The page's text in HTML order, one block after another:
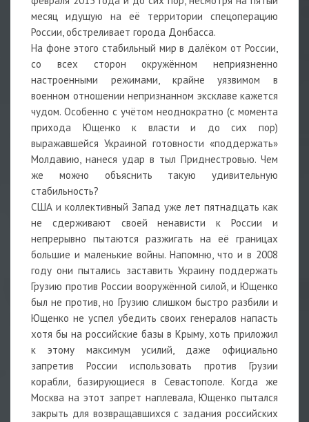
месяц идущую на её территории спецоперацию
России, обстреливает города Донбасса.
На фоне этого стабильный мир в далёком от России,
со всех сторон окружённом неприязненно
настроенными режимами, крайне уязвимом в
военном отношении непризнанном эксклаве кажется
чудом. Особенно с учётом неоднократно (с момента
прихода Ющенко к власти и до сих пор)
выражавшейся Украиной готовности «поддержать»
Молдавию, нанеся удар в тыл Приднестровью. Чем
же можно объяснить такую удивительную
стабильность?
США и коллективный Запад уже лет пятнадцать как
не сдерживают своей ненависти к России и
непрерывно пытаются разжигать на её границах
большие и маленькие войны. Напомню, что и в 2008
году они пытались заставить Украину поддержать
Грузию против России вооружённой силой, и Ющенко
был не против, но Грузию слишком быстро разбили и
Ющенко не успел убедить своих генералов напасть
хотя бы на российские базы в Крыму, хоть приложил
к этому максимум усилий, даже официально
запретив России использовать против Грузии
корабли, базирующиеся в Севастополе. Когда же
Москва на этот запрет наплевала, Ющенко пытался
закрыть для возвращавшихся с задания российских